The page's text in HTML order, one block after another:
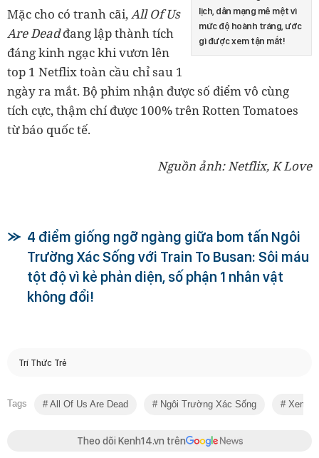
lịch, dân mạng mê mệt vì
mức độ hoành tráng, ước
gì được xem tận mắt!
Mặc cho có tranh cãi,All Of Us
Are Deadđang lập thành tích
đáng kinh ngạc khi vươn lên
top 1 Netflix toàn cầu chỉ sau 1
ngày ra mắt. Bộ phim nhận được số điểm vô cùng
tích cực, thậm chí được 100% trên Rotten Tomatoes
từ báo quốc tế.
Nguồn ảnh: Netflix, K Love
4 điểm giống ngỡ ngàng giữa bom tấn Ngôi
Trường Xác Sống với Train To Busan: Sôi máu
tột độ vì kẻ phản diện, số phận 1 nhân vật
không đổi!
Trí Thức Trẻ
Tags All Of Us Are Dead Ngôi Trường Xác Sống Xem
Theo dõi Kenh14.vn trên